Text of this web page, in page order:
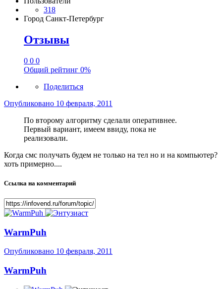
318
Город Санкт-Петербург
Отзывы
0 0 0
Общий рейтинг 0%
Поделиться
Опубликовано 10 февраля, 2011
По второму алгоритму сделали оперативнее.
Первый вариант, имеем ввиду, пока не
реализовали.
Когда смс получать будем не только на тел но и на компьютер?
хоть примерно....
Ссылка на комментарий
WarmPuh
Опубликовано 10 февраля, 2011
WarmPuh